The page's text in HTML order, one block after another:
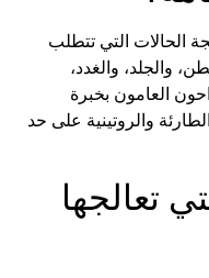
الحالات التي تتطلب
، والجلد، والغدد،
العامون بخبرة
الطارئة والروتينية على حد
تعالجها